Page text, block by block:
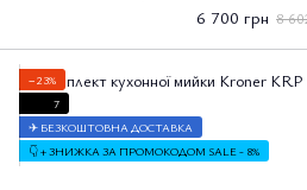
6 700 грн 8
−23%
7
✈ БЕЗКОШТОВНА ДОСТАВКА
👇 + ЗНИЖКА ЗА ПРОМОКОДОМ SALE - 8%